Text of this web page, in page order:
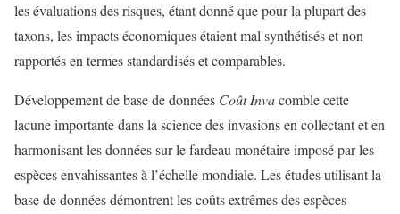
les évaluations des risques, étant donné que pour la plupart des
taxons, les impacts économiques étaient mal synthétisés et non
rapportés en termes standardisés et comparables.
Développement de base de données Coût Invacomble cette
lacune importante dans la science des invasions en collectant et en
harmonisant les données sur le fardeau monétaire imposé par les
espèces envahissantes à l’échelle mondiale. Les études utilisant la
base de données démontrent les coûts extrêmes des espèces